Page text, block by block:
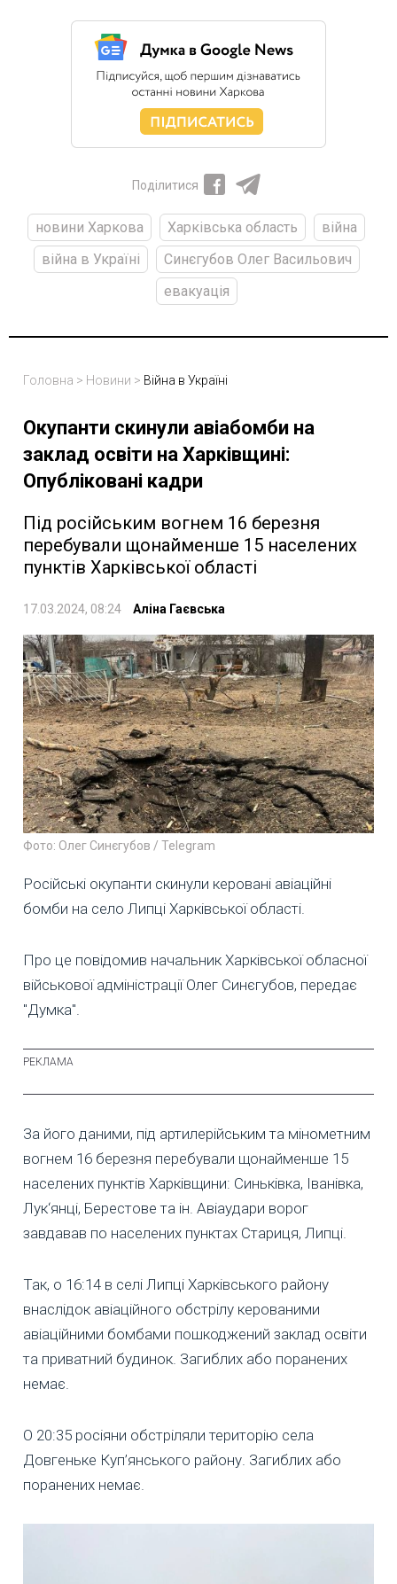
Поділитися
новини Харкова Харківська область
війна
війна в Україні
Синєгубов Олег Васильович
евакуація
Головна > Новини > Війна в Україні
Окупанти скинули авіабомби на
заклад освіти на Харківщині:
Опубліковані кадри
Під російським вогнем 16 березня
перебували щонайменше 15 населених
пунктів Харківської області
17.03.2024, 08:24 Аліна Гаєвська
Фото: Олег Синєгубов / Telegram
Російські окупанти скинули керовані авіаційні
бомби на село Липці Харківської області.
Про це повідомив начальник Харківської обласної
військової адміністрації Олег Синєгубов, передає
"Думка".
За його даними, під артилерійським та мінометним
вогнем 16 березня перебували щонайменше 15
населених пунктів Харківщини: Синьківка, Іванівка,
Лук‘янці, Берестове та ін. Авіаудари ворог
завдавав по населених пунктах Стариця, Липці.
Так, о 16:14 в селі Липці Харківського району
внаслідок авіаційного обстрілу керованими
авіаційними бомбами пошкоджений заклад освіти
та приватний будинок. Загиблих або поранених
немає.
О 20:35 росіяни обстріляли територію села
Довгеньке Куп’янського району. Загиблих або
поранених немає.